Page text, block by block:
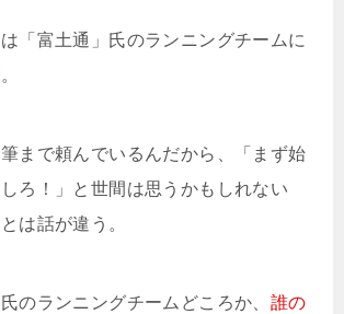
「富土通」氏のランニングチームに
まで頼んでいるんだから、「まず始
ろ！」と世間は思うかもしれない
は話が違う。
のランニングチームどころか、 誰の